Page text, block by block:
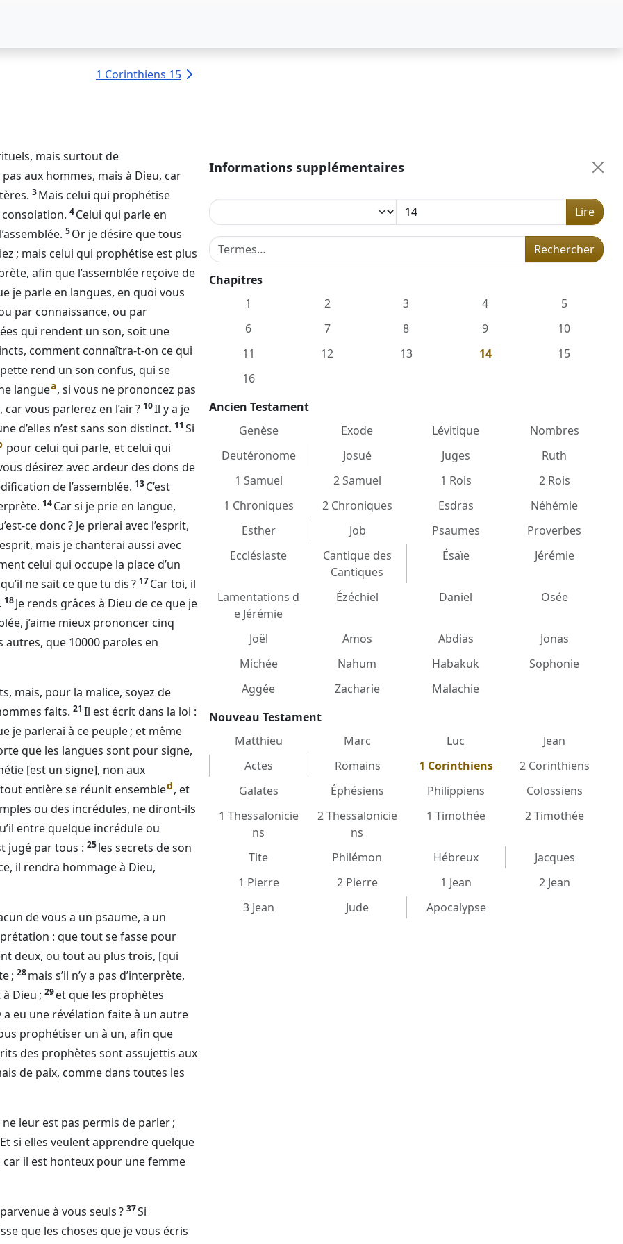
1 Corinthiens 15
mais surtout de
aux hommes, mais à Dieu, car
3Mais celui qui prophétise
4Celui qui parle en
5Or je désire que tous
; mais celui qui prophétise est plus
afin que l’assemblée reçoive de
je parle en langues, en quoi vous
par connaissance, ou par
qui rendent un son, soit une
comment connaîtra-t-on ce qui
rend un son confus, qui se
languea, si vous ne prononcez pas
vous parlerez en l’air ? 10Il y a je
d’elles n’est sans son distinct. 11 Si
pour celui qui parle, et celui qui
désirez avec ardeur des dons de
de l’assemblée. 13C’est
14Car si je prie en langue,
ce donc ? Je prierai avec l’esprit,
mais je chanterai aussi avec
celui qui occupe la place d’un
ne sait ce que tu dis ? 17Car toi, il
18Je rends grâces à Dieu de ce que je
j’aime mieux prononcer cinq
autres, que 10000 paroles en
mais, pour la malice, soyez de
faits. 21 Il est écrit dans la loi :
je parlerai à ce peuple ; et même
que les langues sont pour signe,
[est un signe], non aux
tout entière se réunit ensembled, et
ou des incrédules, ne diront-ils
entre quelque incrédule ou
jugé par tous : 25les secrets de son
il rendra hommage à Dieu,
de vous a un psaume, a un
: que tout se fasse pour
deux, ou tout au plus trois, [qui
; 28mais s’il n’y a pas d’interprète,
à Dieu ; 29et que les prophètes
a eu une révélation faite à un autre
prophétiser un à un, afin que
des prophètes sont assujettis aux
de paix, comme dans toutes les
leur est pas permis de parler ;
Et si elles veulent apprendre quelque
car il est honteux pour une femme
à vous seuls ? 37Si
que les choses que je vous écris
Informations supplémentaires
Lire
Terme de recherche dans la concordance
Rechercher
Chapitres
1
2 3 4
5
6
7 8 9
10
11
12 13 14
15
16
Ancien Testament
Genèse
Exode Lévitique
Nombres
Deutéronome
Josué Juges
Ruth
1 Samuel
2 Samuel 1 Rois
2 Rois
1 Chroniques
2 Chroniques Esdras
Néhémie
Esther
Job Psaumes
Proverbes
Ecclésiaste
Cantique des
Cantiques
Ésaïe Jérémie
Lamentations d
e Jérémie
Ézéchiel Daniel Osée
Joël Amos Abdias
Jonas
Michée
Nahum Habakuk
Sophonie
Aggée
Zacharie
Malachie
Nouveau Testament
Matthieu
Marc Luc
Jean
Actes
Romains 1 Corinthiens
2 Corinthiens
Galates
Éphésiens Philippiens
Colossiens
1 Thessalonicie
ns
2 Thessalonicie
ns
1 Timothée 2 Timothée
Tite Philémon Hébreux
Jacques
1 Pierre
2 Pierre 1 Jean
2 Jean
3 Jean
Jude Apocalypse